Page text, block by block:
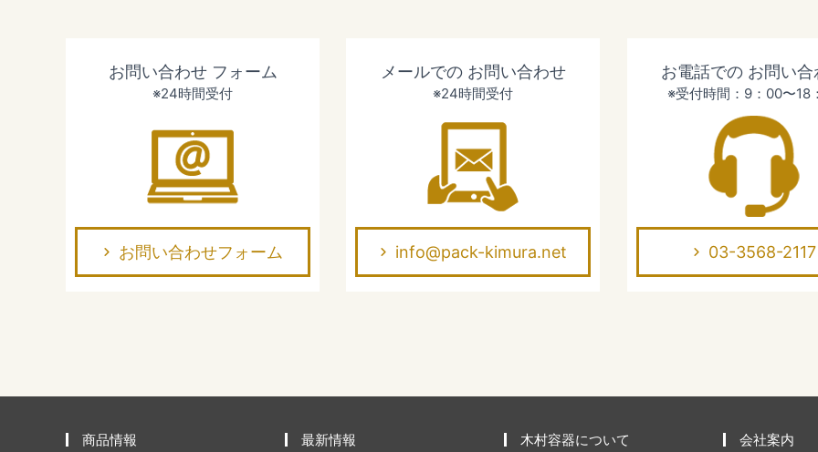
お問い合わせ フォーム
※24時間受付
お問い合わせフォーム
メールでの お問い合わせ
※24時間受付
info@pack-kimura.net
お電話での お問い合
※受付時間：9：00〜18
03-3568-2117
商品情報 最新情報 木村容器について 会社案内